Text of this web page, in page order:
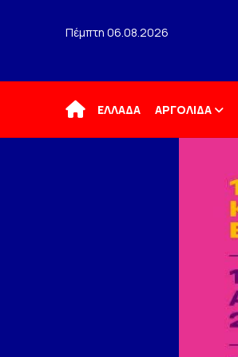
Πέμπτη 06.08.2026
ΑρχικήΕΛΛΑΔΑ ΑΡΓΟΛΙΔΑ